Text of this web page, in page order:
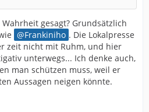
gesagt? Grundsätzlich
Frankiniho . Die Lokalpresse
zeit nicht mit Ruhm, und hier
unterwegs... Ich denke auch,
man schützen muss, weil er
Aussagen neigen könnte.